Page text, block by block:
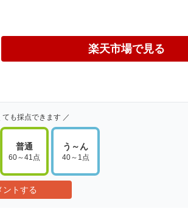
楽天市場で見る
も採点できます ／
普通
60～41点
う～ん
40～1点
ントする